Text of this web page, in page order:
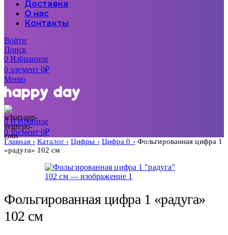
Доставка
О нас
Контакты
Войти
Поиск
0Избранное
0элемент 0₽
Меню
0Избранное
0элемент 0₽
Главная Каталог Цифры Цифра 0
Фольгированная цифра 1
«радуга» 102 см
Фольгированная цифра 1 «радуга»
102 см